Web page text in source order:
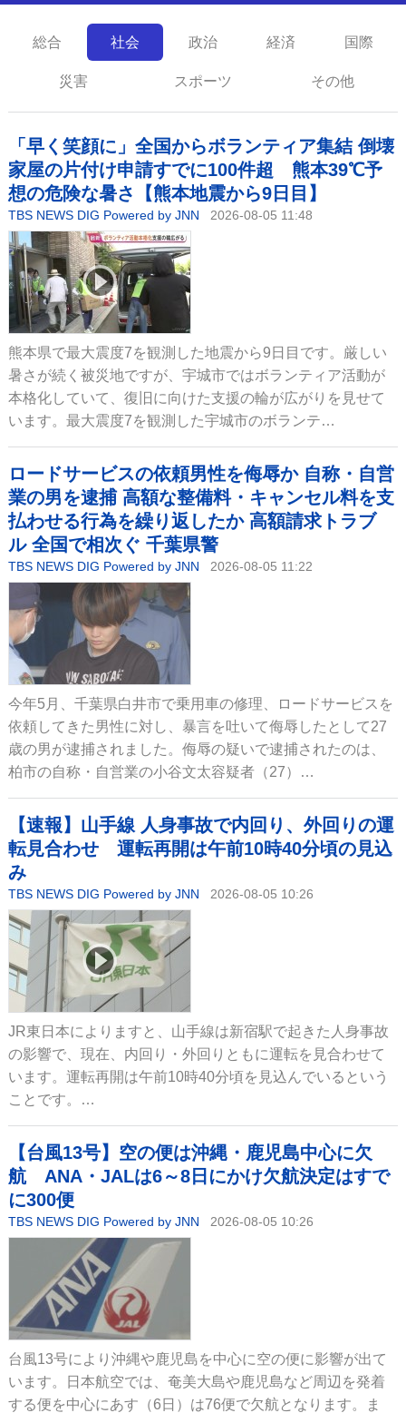
総合 社会 政治 経済 国際
災害 スポーツ その他
「早く笑顔に」全国からボランティア集結 倒壊
家屋の片付け申請すでに100件超 熊本39℃予
想の危険な暑さ【熊本地震から9日目】
TBS NEWS DIG Powered by JNN 2026-08-05 11:48
熊本県で最大震度7を観測した地震から9日目です。厳しい
暑さが続く被災地ですが、宇城市ではボランティア活動が
本格化していて、復旧に向けた支援の輪が広がりを見せて
います。最大震度7を観測した宇城市のボランテ…
ロードサービスの依頼男性を侮辱か 自称・自営
業の男を逮捕 高額な整備料・キャンセル料を支
払わせる行為を繰り返したか 高額請求トラブ
ル 全国で相次ぐ 千葉県警
TBS NEWS DIG Powered by JNN 2026-08-05 11:22
今年5月、千葉県白井市で乗用車の修理、ロードサービスを
依頼してきた男性に対し、暴言を吐いて侮辱したとして27
歳の男が逮捕されました。侮辱の疑いで逮捕されたのは、
柏市の自称・自営業の小谷文太容疑者（27）…
【速報】山手線 人身事故で内回り、外回りの運
転見合わせ 運転再開は午前10時40分頃の見込
み
TBS NEWS DIG Powered by JNN 2026-08-05 10:26
JR東日本によりますと、山手線は新宿駅で起きた人身事故
の影響で、現在、内回り・外回りともに運転を見合わせて
います。運転再開は午前10時40分頃を見込んでいるという
ことです。…
【台風13号】空の便は沖縄・鹿児島中心に欠
航 ANA・JALは6～8日にかけ欠航決定はすで
に300便
TBS NEWS DIG Powered by JNN 2026-08-05 10:26
台風13号により沖縄や鹿児島を中心に空の便に影響が出て
います。日本航空では、奄美大島や鹿児島など周辺を発着
する便を中心にあす（6日）は76便で欠航となります。ま